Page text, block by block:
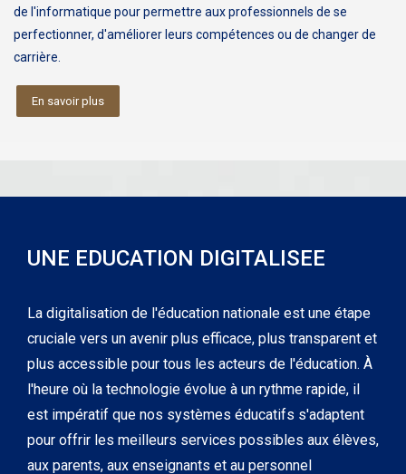
de l'informatique pour permettre aux professionnels de se
perfectionner, d'améliorer leurs compétences ou de changer de
carrière.
En savoir plus
UNE EDUCATION DIGITALISEE
La digitalisation de l'éducation nationale est une étape
cruciale vers un avenir plus efficace, plus transparent et
plus accessible pour tous les acteurs de l'éducation. À
l'heure où la technologie évolue à un rythme rapide, il
est impératif que nos systèmes éducatifs s'adaptent
pour offrir les meilleurs services possibles aux élèves,
aux parents, aux enseignants et au personnel